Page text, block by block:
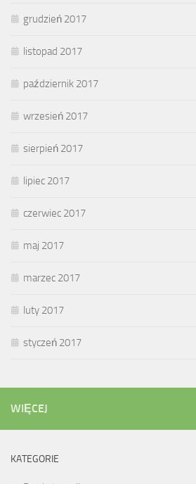
grudzień 2017
listopad 2017
październik 2017
wrzesień 2017
sierpień 2017
lipiec 2017
czerwiec 2017
maj 2017
marzec 2017
luty 2017
styczeń 2017
WIĘCEJ
KATEGORIE